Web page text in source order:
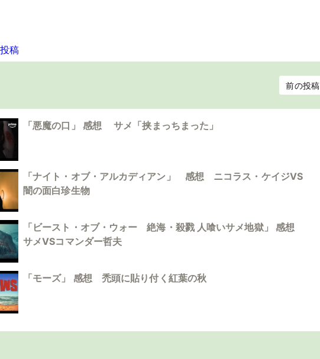
稿
前の投稿
「悪魔の口」 感想 サメ「挟まっちまった」
「ナイト・オブ・アルカディアン」 感想 ニコラス・ケイジVS
闇の面白珍生物
「ビースト・オブ・ウォー 絶海・殺戮 人喰いサメ地獄」 感想
サメVSコマンダー哲夫
「モーズ」 感想 禿頭に貼り付く紅葉の秋